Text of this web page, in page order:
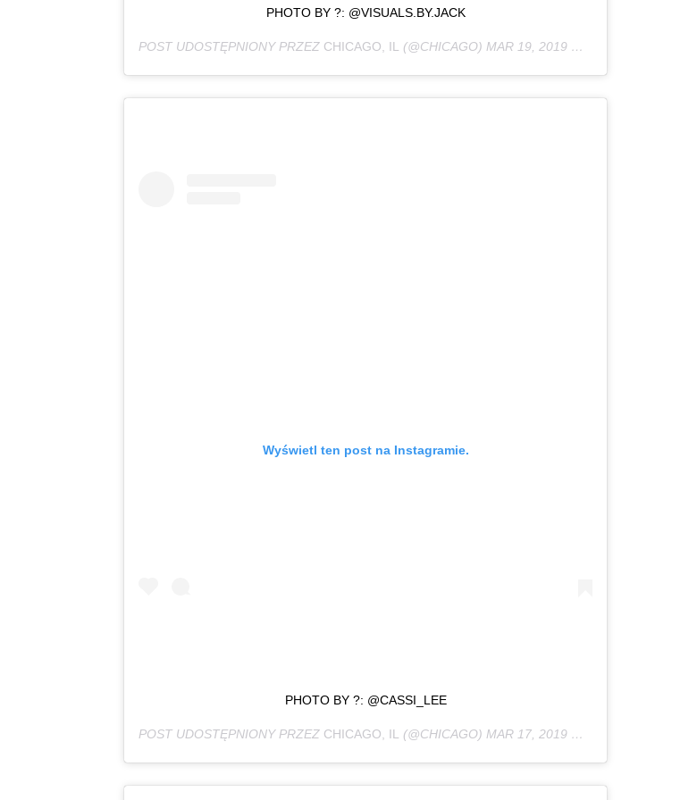
PHOTO BY ?: @VISUALS.BY.JACK
POST UDOSTĘPNIONY PRZEZ CHICAGO, IL (@CHICAGO) MAR 19, 2019 O 12:48 PDT
Wyświetl ten post na Instagramie.
PHOTO BY ?: @CASSI_LEE
POST UDOSTĘPNIONY PRZEZ CHICAGO, IL (@CHICAGO) MAR 17, 2019 O 7:53 PDT